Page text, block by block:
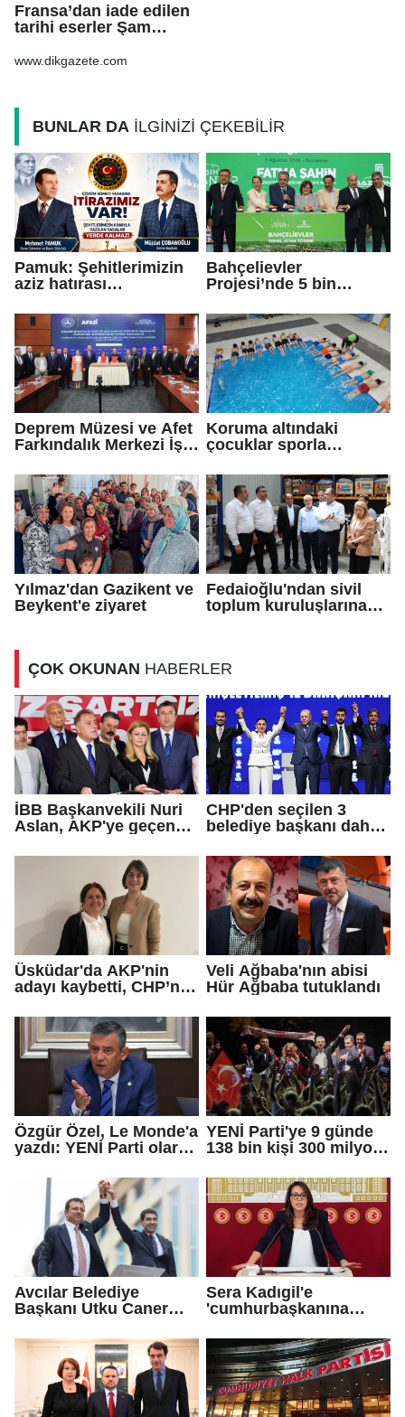
Fransa’dan iade edilen
tarihi eserler Şam
www.dikgazete.com
BUNLAR DA İLGİNİZİ ÇEKEBİLİR
Pamuk: Şehitlerimizin
aziz hatırası
gazilerimizin
fedakârlıkları
gölgelenmesin
Bahçelievler
Projesi’nde 5 bin
Deprem Müzesi ve Afet
Farkındalık Merkezi İş
Koruma altındaki
çocuklar sporla
Yılmaz'dan Gazikent ve
Beykent'e ziyaret
Fedaioğlu'ndan sivil
toplum kuruluşlarına
ÇOK OKUNAN HABERLER
İBB Başkanvekili Nuri
Aslan, AKP'ye geçen
iddialarına yanıt verdi
CHP'den seçilen 3
belediye başkanı daha
Üsküdar'da AKP'nin
adayı kaybetti, CHP’nin
Çetinkaya Başkan
Vekili seçildi
Veli Ağbaba'nın abisi
Hür Ağbaba tutuklandı
Özgür Özel, Le Monde'a
yazdı: YENİ Parti olarak
öneriyoruz
YENİ Parti'ye 9 günde
138 bin kişi 300 milyon
Avcılar Belediye
Başkanı Utku Caner
kararı
Sera Kadıgil'e
'cumhurbaşkanına
soruşturması